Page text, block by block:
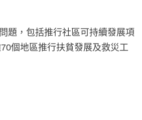
題，包括推行社區可持續發展項
個地區推行扶貧發展及救災工